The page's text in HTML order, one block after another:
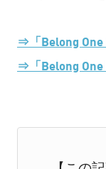
⇒「Belong One
⇒「Belong One